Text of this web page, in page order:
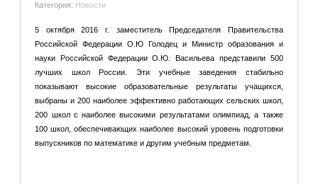
Категория: Новости
5 октября 2016 г. заместитель Председателя Правительства
Российской Федерации О.Ю Голодец и Министр образования и
науки Российской Федерации О.Ю. Васильева представили 500
лучших школ России. Эти учебные заведения стабильно
показывают высокие образовательные результаты учащихся,
выбраны и 200 наиболее эффективно работающих сельских школ,
200 школ с наиболее высокими результатами олимпиад, а также
100 школ, обеспечивающих наиболее высокий уровень подготовки
выпускников по математике и другим учебным предметам.